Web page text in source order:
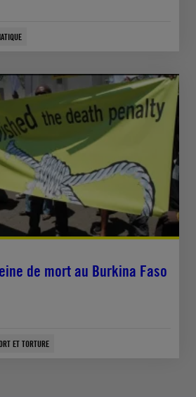
de mort au Burkina Faso
ET TORTURE